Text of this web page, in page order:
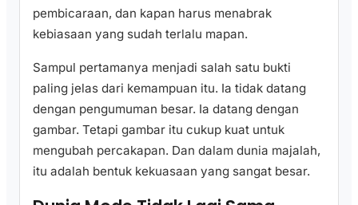
pembicaraan, dan kapan harus menabrak
kebiasaan yang sudah terlalu mapan.
Sampul pertamanya menjadi salah satu bukti
paling jelas dari kemampuan itu. Ia tidak datang
dengan pengumuman besar. Ia datang dengan
gambar. Tetapi gambar itu cukup kuat untuk
mengubah percakapan. Dan dalam dunia majalah,
itu adalah bentuk kekuasaan yang sangat besar.